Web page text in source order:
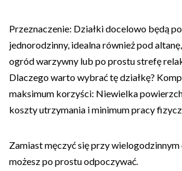
Przeznaczenie: Działki docelowo będą
jednorodzinny, idealna również pod
ogród warzywny lub po prostu strefę
Dlaczego warto wybrać tę działkę?
maksimum korzyści: Niewielka
koszty utrzymania i minimum pracy
Zamiast męczyć się przy
możesz po prostu odpoczywać.